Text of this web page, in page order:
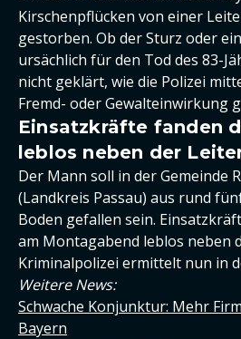
Kirschenpflücken von einer
gestorben. Ob der Sturz oder
ursächlich für den Tod des 83-
nicht geklärt, wie die Polizei
Fremd- oder Gewalteinwirkung
Einsatzkräfte fanden
leblos neben der
Der Mann soll in der Gemeinde
(Landkreis Passau) aus rund
Boden gefallen sein.
am Montagabend leblos neben
Kriminalpolizei ermittelt nun in
Weitere News:
Schwache Konjunktur: Mehr
Bayern